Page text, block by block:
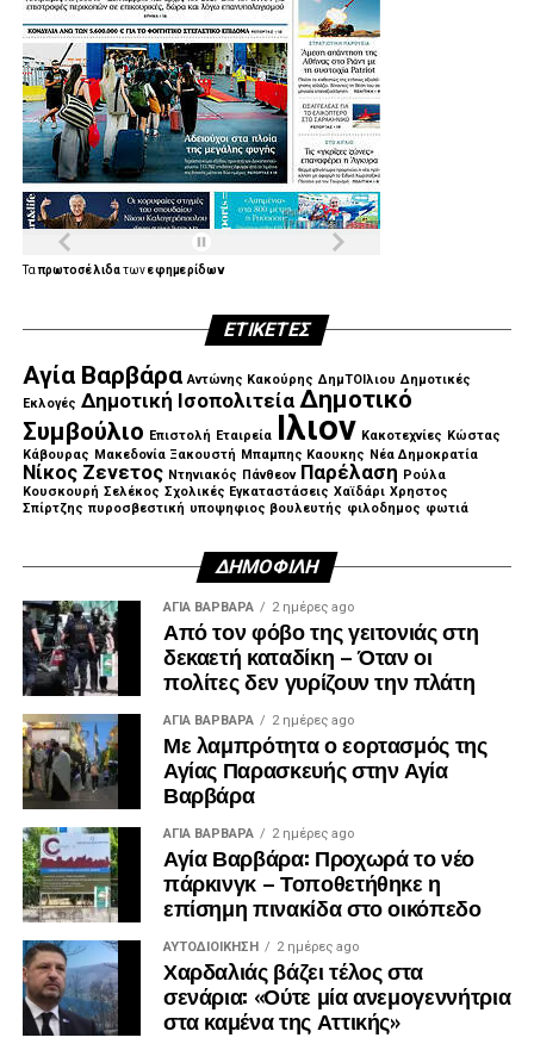
.
.
.
Ταπρωτοσέλιδατωνεφημερίδων
ΕΤΙΚΈΤΕΣ
Αγία Βαρβάρα Αντώνης Κακούρης ΔημΤΟΙλιου Δημοτικές
Εκλογές Δημοτική Ισοπολιτεία Δημοτικό
Συμβούλιο Επιστολή Εταιρεία Ιλιον Κακοτεχνίες Κώστας
Κάβουρας Μακεδονία Ξακουστή Μπαμπης Καουκης Νέα Δημοκρατία
Νίκος Ζενετος Ντηνιακός Πάνθεον Παρέλαση Ρούλα
Κουσκουρή Σελέκος Σχολικές Εγκαταστάσεις Χαϊδάρι Χρηστος
Σπίρτζης πυροσβεστική υποψηφιος βουλευτής φιλοδημος φωτιά
ΔΗΜΟΦΙΛΉ
ΑΓΙΑ ΒΑΡΒΑΡΑ 2 ημέρες ago
Από τον φόβο της γειτονιάς στη
δεκαετή καταδίκη – Όταν οι
πολίτες δεν γυρίζουν την πλάτη
ΑΓΙΑ ΒΑΡΒΑΡΑ 2 ημέρες ago
Με λαμπρότητα ο εορτασμός της
Αγίας Παρασκευής στην Αγία
Βαρβάρα
ΑΓΙΑ ΒΑΡΒΑΡΑ 2 ημέρες ago
Αγία Βαρβάρα: Προχωρά το νέο
πάρκινγκ – Τοποθετήθηκε η
επίσημη πινακίδα στο οικόπεδο
ΑΥΤΟΔΙΟΊΚΗΣΗ 2 ημέρες ago
Χαρδαλιάς βάζει τέλος στα
σενάρια: «Ούτε μία ανεμογεννήτρια
στα καμένα της Αττικής»